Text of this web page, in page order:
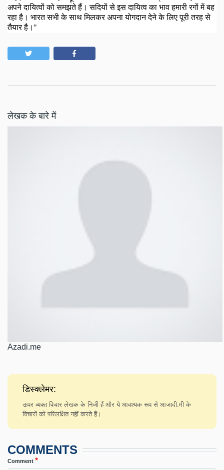
अपने दायित्वों को समझते हैं। सदियों से इस दायित्व का भाव हमारी रगों में बह
रहा है। भारत सभी के साथ मिलकर अपना योगदान देने के लिए पूरी तरह से
तैयार है ।"
लेखक के बारे में
Azadi.me
डिस्क्लेमर:
ऊपर व्यक्त विचार लेखक के निजी हैं और ये आवश्यक रूप से आजादी.मी के
विचारों को परिलक्षित नहीं करते हैं।
COMMENTS
Comment